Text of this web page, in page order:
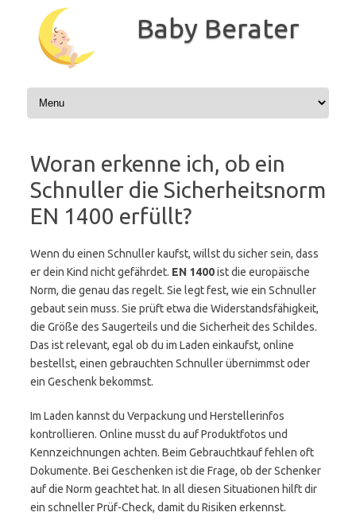
Inhalt
springen
Baby Berater
Woran erkenne ich, ob ein
Schnuller die Sicherheitsnorm
EN 1400 erfüllt?
Wenn du einen Schnuller kaufst, willst du sicher sein, dass
er dein Kind nicht gefährdet. EN 1400ist die europäische
Norm, die genau das regelt. Sie legt fest, wie ein Schnuller
gebaut sein muss. Sie prüft etwa die Widerstandsfähigkeit,
die Größe des Saugerteils und die Sicherheit des Schildes.
Das ist relevant, egal ob du im Laden einkaufst, online
bestellst, einen gebrauchten Schnuller übernimmst oder
ein Geschenk bekommst.
Im Laden kannst du Verpackung und Herstellerinfos
kontrollieren. Online musst du auf Produktfotos und
Kennzeichnungen achten. Beim Gebrauchtkauf fehlen oft
Dokumente. Bei Geschenken ist die Frage, ob der Schenker
auf die Norm geachtet hat. In all diesen Situationen hilft dir
ein schneller Prüf-Check, damit du Risiken erkennst.